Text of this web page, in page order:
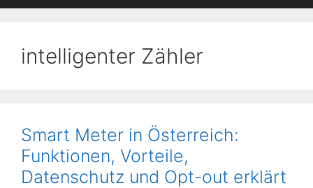
intelligenter Zähler
Smart Meter in Österreich:
Funktionen, Vorteile,
Datenschutz und Opt-out erklärt